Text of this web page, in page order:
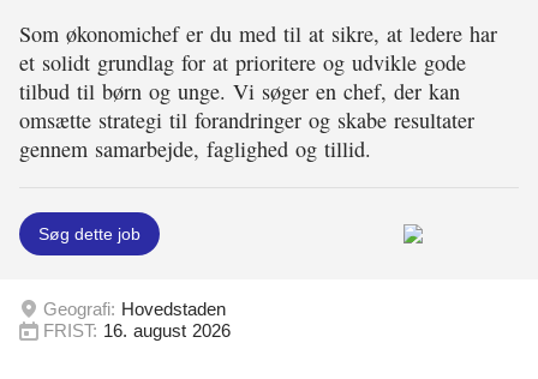
Digital
Embedsværk
Energi og Forsyning
Etik og Tro
Fonde
Som økonomichef er du med til at sikre, at ledere har
et solidt grundlag for at prioritere og udvikle gode
tilbud til børn og unge. Vi søger en chef, der kan
omsætte strategi til forandringer og skabe resultater
gennem samarbejde, faglighed og tillid.
Søg dette job
Geografi: Hovedstaden
FRIST: 16. august 2026